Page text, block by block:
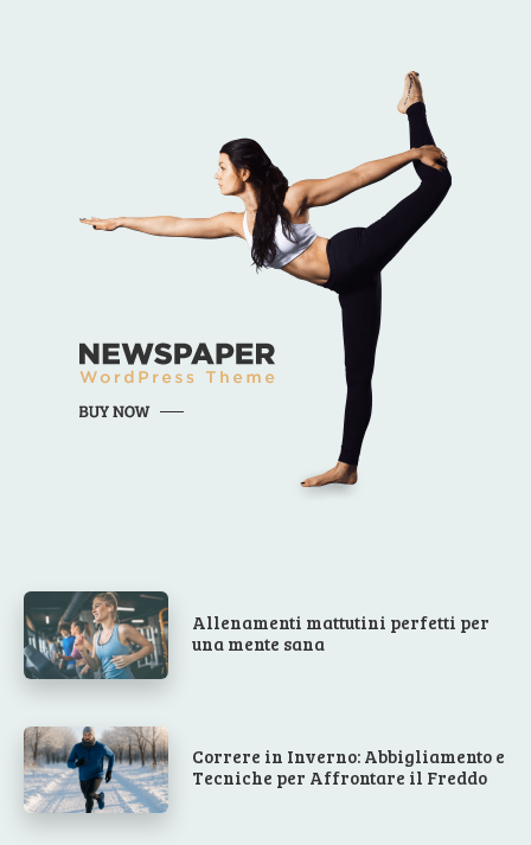
Allenamenti mattutini perfetti per
una mente sana
Correre in Inverno: Abbigliamento e
Tecniche per Affrontare il Freddo